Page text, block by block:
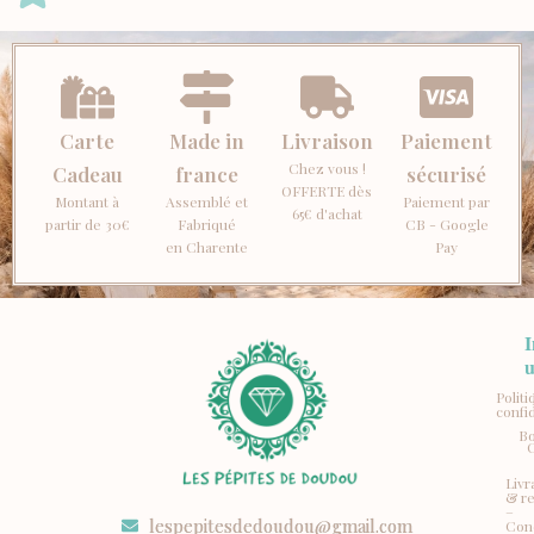
Carte
Cadeau
Montant à
partir de 30€
Made in
france
Assemblé et
Fabriqué
en Charente
Livraison
Chez vous !
OFFERTE dès
65€ d'achat
Paiement
sécurisé
Paiement par
CB - Google
Pay
lespepitesdedoudou@gmail.com
&
–